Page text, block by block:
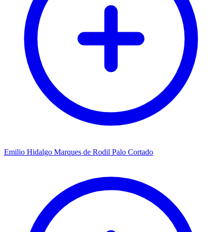
Emilio Hidalgo Marques de Rodil Palo Cortado